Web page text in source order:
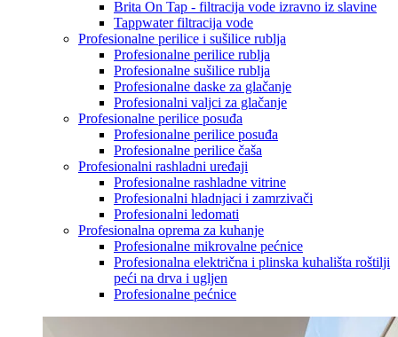
Brita On Tap - filtracija vode izravno iz slavine
Tappwater filtracija vode
Profesionalne perilice i sušilice rublja
Profesionalne perilice rublja
Profesionalne sušilice rublja
Profesionalne daske za glačanje
Profesionalni valjci za glačanje
Profesionalne perilice posuđa
Profesionalne perilice posuđa
Profesionalne perilice čaša
Profesionalni rashladni uređaji
Profesionalne rashladne vitrine
Profesionalni hladnjaci i zamrzivači
Profesionalni ledomati
Profesionalna oprema za kuhanje
Profesionalne mikrovalne pećnice
Profesionalna električna i plinska kuhališta roštilji
peći na drva i ugljen
Profesionalne pećnice